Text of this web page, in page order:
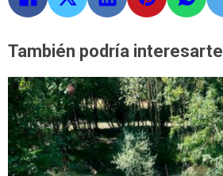
También podría interesarte